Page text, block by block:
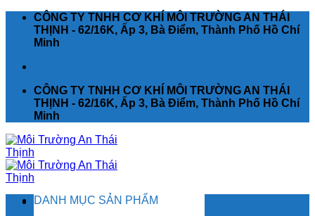
ChuyểnCÔNG TY TNHH CƠ KHÍ MÔI TRƯỜNG AN THÁI
THỊNH - 62/16K, Ấp 3, Bà Điểm, Thành Phố Hồ Chí
Minh
CÔNG TY TNHH CƠ KHÍ MÔI TRƯỜNG AN THÁI
THỊNH - 62/16K, Ấp 3, Bà Điểm, Thành Phố Hồ Chí
Minh
DANH MỤC SẢN PHẨM